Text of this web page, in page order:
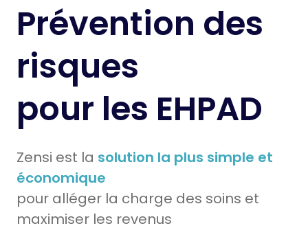
Prévention des
risques
pour les EHPAD
Zensi est la solution la plus simple et
économique
pour alléger la charge des soins et
maximiser les revenus